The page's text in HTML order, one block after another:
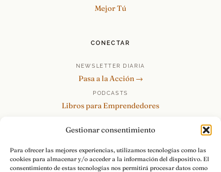
Gestionar consentimiento
Para ofrecer las mejores experiencias, utilizamos tecnologías como las
cookies para almacenar y/o acceder a la información del dispositivo. El
consentimiento de estas tecnologías nos permitirá procesar datos como
Mejor Tú
CONECTAR
NEWSLETTER DIARIA
Pasa a la Acción →
PODCASTS
Libros para Emprendedores
re:Invéntate / PowerSkills
MENTOR360
HABLAMOS